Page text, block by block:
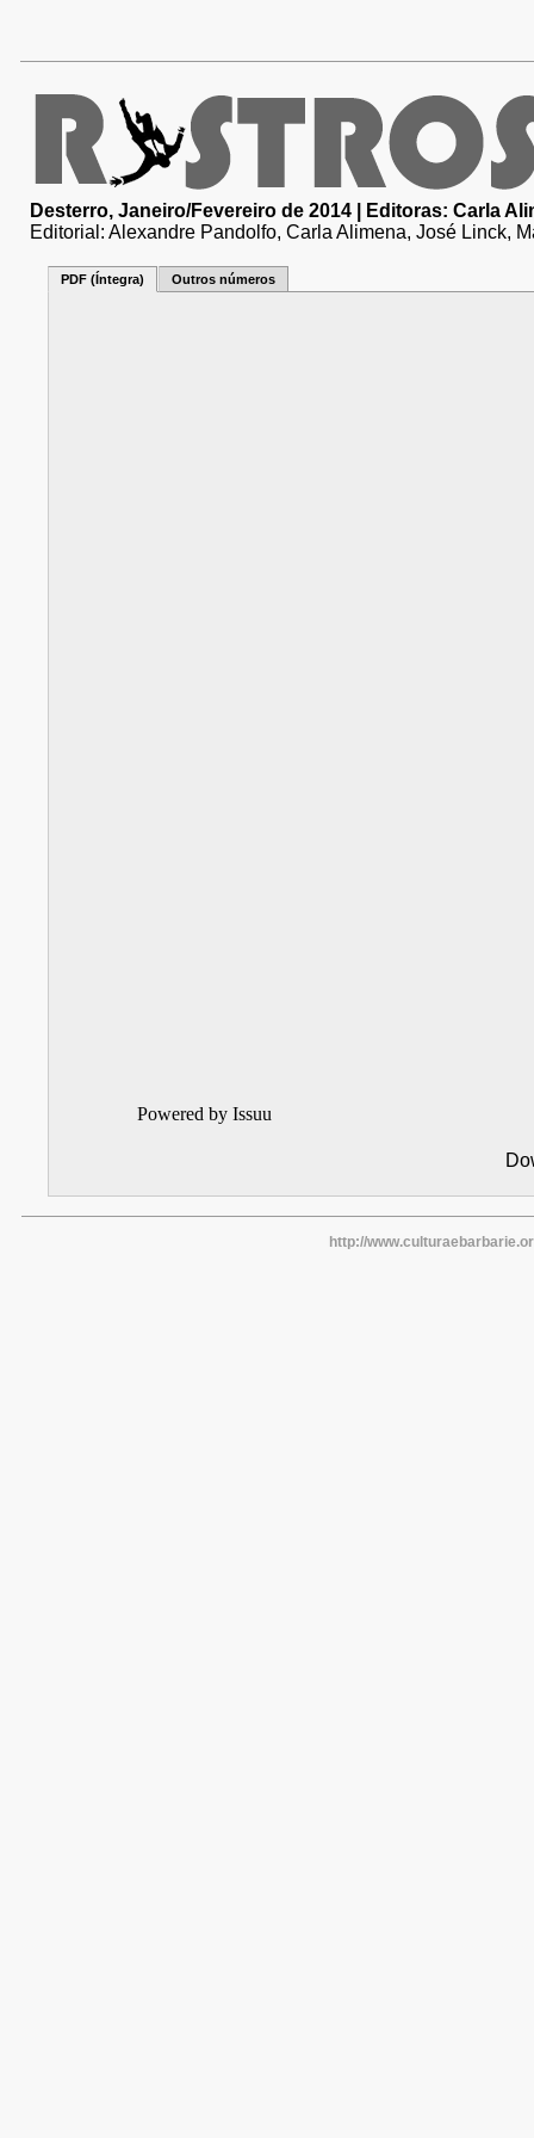
Desterro, Janeiro/Fevereiro de 2014 | Editoras: Carla
Editorial: Alexandre Pandolfo, Carla Alimena, José Linck,
PDF (Íntegra) Outros números
Powered by Issuu
http://